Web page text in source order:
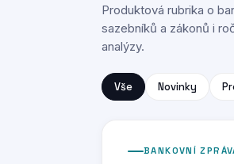
Produktová rubrika o
sazebníků a zákonů i
analýzy.
Vše Novinky
BANKOVNÍ